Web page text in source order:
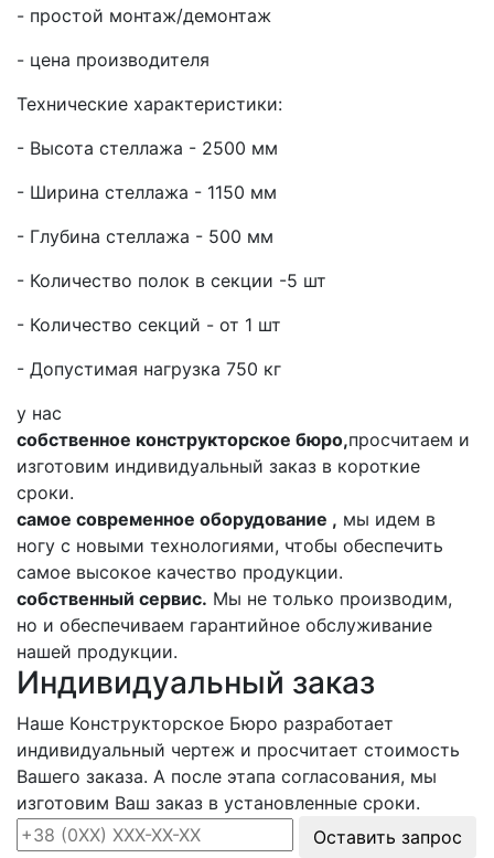
- простой монтаж/демонтаж
- цена производителя
Технические характеристики:
- Высота стеллажа - 2500 мм
- Ширина стеллажа - 1150 мм
- Глубина стеллажа - 500 мм
- Количество полок в секции -5 шт
- Количество секций - от 1 шт
- Допустимая нагрузка 750 кг
у нас
собственное конструкторское бюро,просчитаем и
изготовим индивидуальный заказ в короткие
сроки.
самое современное оборудование , мы идем в
ногу с новыми технологиями, чтобы обеспечить
самое высокое качество продукции.
собственный сервис. Мы не только производим,
но и обеспечиваем гарантийное обслуживание
нашей продукции.
Индивидуальный заказ
Наше Конструкторское Бюро разработает
индивидуальный чертеж и просчитает стоимость
Вашего заказа. А после этапа согласования, мы
изготовим Ваш заказ в установленные сроки.
Оставить запрос